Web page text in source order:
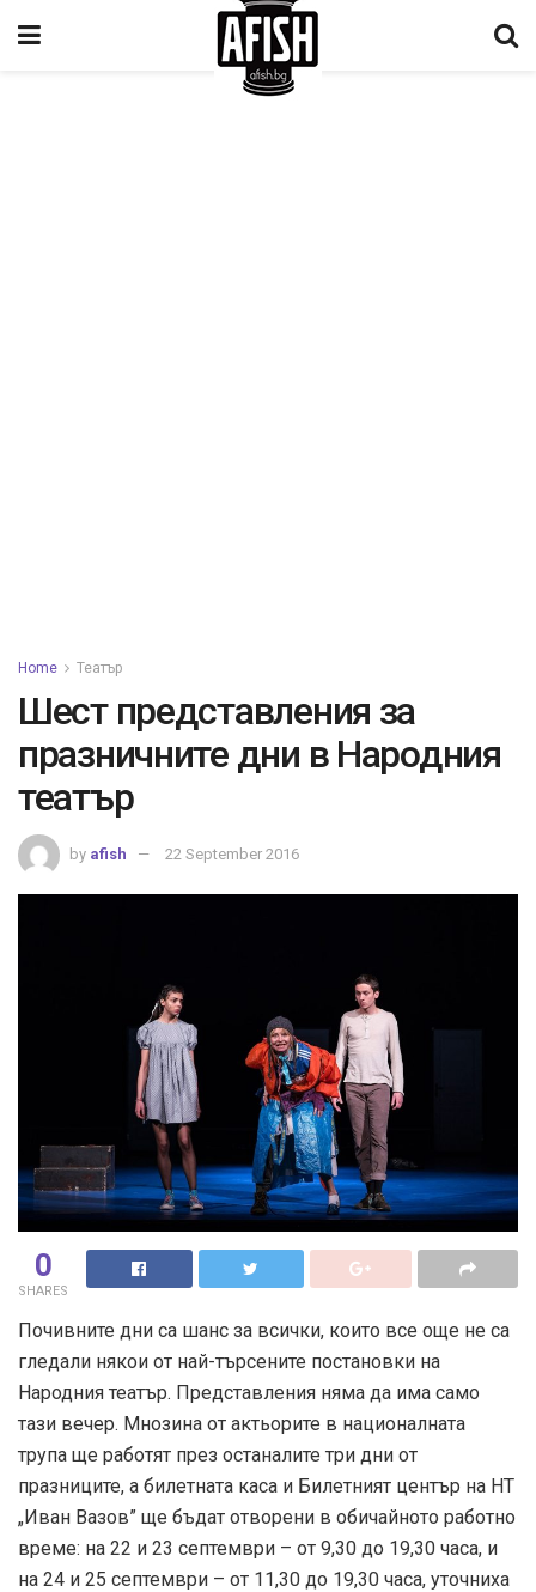
Home Театър
Шест представления за
празничните дни в Народния
театър
by afish 22 September 2016
0
SHARES
Почивните дни са шанс за всички, които все още не са
гледали някои от най-търсените постановки на
Народния театър. Представления няма да има само
тази вечер. Мнозина от актьорите в националната
трупа ще работят през останалите три дни от
празниците, а билетната каса и Билетният център на НТ
„Иван Вазов” ще бъдат отворени в обичайното работно
време: на 22 и 23 септември – от 9,30 до 19,30 часа, и
на 24 и 25 септември – от 11,30 до 19,30 часа, уточниха